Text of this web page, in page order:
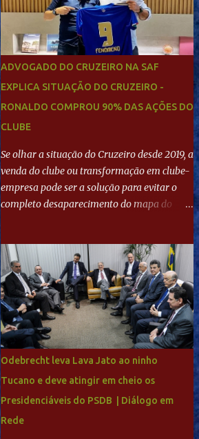
jogador. Neymar Pai nega
ADVOGADO DO CRUZEIRO NA SAF
EXPLICA SITUAÇÃO DO CRUZEIRO -
RONALDO COMPROU 90% DAS AÇÕES DO
CLUBE
Se olhar a situação do Cruzeiro desde 2019, a
venda do clube ou transformação em clube-
empresa pode ser a solução para evitar o
completo desaparecimento do mapa do
de milhões agora seja mercantil. Segundo
apuração da Itatiaia, Fenômeno comprou
90% das ações por R$ 400 milhões. Aporte
feito imediatamente para pagamento de
dívidas emergenciais e investimentos no
departamento de futebol. O projeto
apresentado para a recuperação do
Ronaldo sendo solidário à dívida de R$ 1
bilhão a partir de agora, mais o peso que o
ex-atacante tem no mundo do futebol, além
Odebrecht leva Lava Jato ao ninho
Tucano e deve atingir em cheio os
Presidenciáveis do PSDB | Diálogo em
Rede